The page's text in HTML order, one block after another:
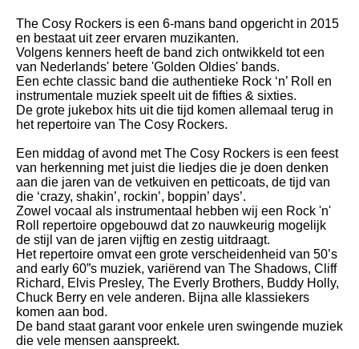
The Cosy Rockers is een 6-mans band opgericht in 2015
en bestaat uit zeer ervaren muzikanten.
Volgens kenners heeft de band zich ontwikkeld tot een
van Nederlands' betere 'Golden Oldies' bands.
Een echte classic band die authentieke Rock ‘n’ Roll en
instrumentale muziek speelt uit de fifties & sixties.
De grote jukebox hits uit die tijd komen allemaal terug in
het repertoire van The Cosy Rockers.
Een middag of avond met The Cosy Rockers is een feest
van herkenning met juist die liedjes die je doen denken
aan die jaren van de vetkuiven en petticoats, de tijd van
die ‘crazy, shakin’, rockin’, boppin’ days’.
Zowel vocaal als instrumentaal hebben wij een Rock 'n'
Roll repertoire opgebouwd dat zo nauwkeurig mogelijk
de stijl van de jaren vijftig en zestig uitdraagt.
Het repertoire omvat een grote verscheidenheid van 50’s
and early 60”s muziek, variërend van The Shadows, Cliff
Richard, Elvis Presley, The Everly Brothers, Buddy Holly,
Chuck Berry en vele anderen. Bijna alle klassiekers
komen aan bod.
De band staat garant voor enkele uren swingende muziek
die vele mensen aanspreekt.